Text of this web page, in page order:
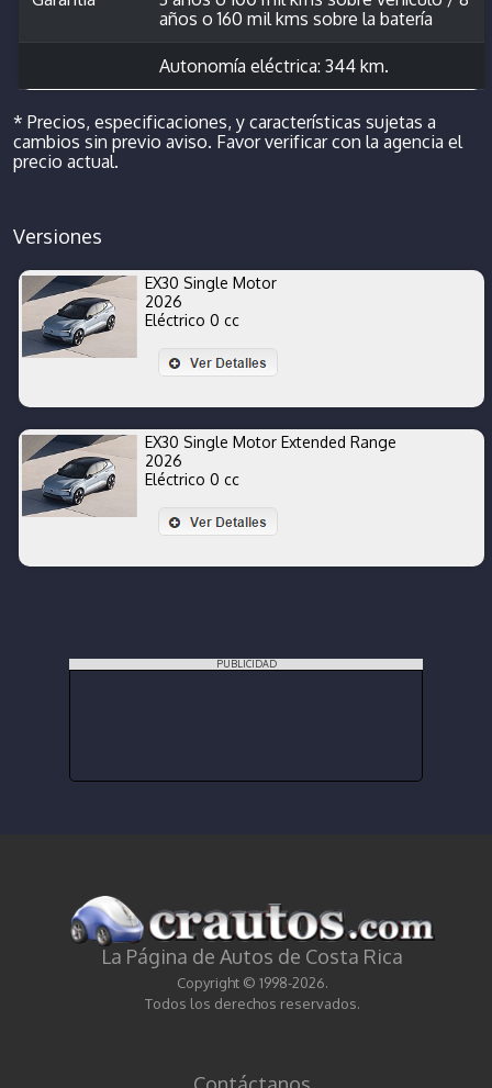
años o 160 mil kms sobre la batería
Autonomía eléctrica: 344 km.
* Precios, especificaciones, y características sujetas a
cambios sin previo aviso. Favor verificar con la agencia el
precio actual.
Versiones
EX30 Single Motor
2026
Eléctrico 0 cc
EX30 Single Motor Extended Range
2026
Eléctrico 0 cc
PUBLICIDAD
La Página de Autos de Costa Rica
Copyright © 1998-2026.
Todos los derechos reservados.